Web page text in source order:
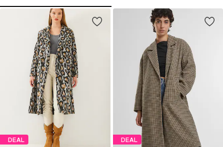
DEAL DEAL